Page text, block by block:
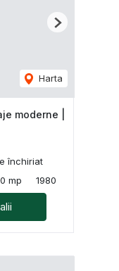
Harta
Next
moderne |
închiriat
mp 1980